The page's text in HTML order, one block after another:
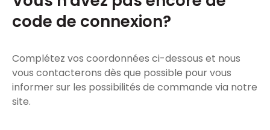
code de connexion?
Complétez vos coordonnées ci-dessous et nous
vous contacterons dès que possible pour vous
informer sur les possibilités de commande via notre
site.